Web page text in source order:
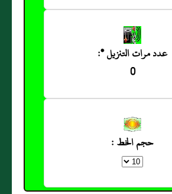
عدد مرات التنزيل *:
0
حجم الخط :